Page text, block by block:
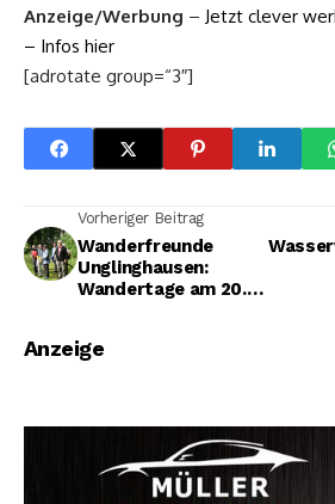
Anzeige/Werbung – Jetzt clever
– Infos hier
[adrotate group=“3″]
Vorheriger Beitrag
Wanderfreunde
Unglinghausen:
Wandertage am 20. u.
Anzeige